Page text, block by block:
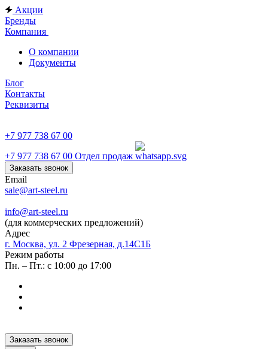
Акции
Бренды
Компания
О компании
Документы
Блог
Контакты
Реквизиты
+7 977 738 67 00
+7 977 738 67 00 Отдел продаж
Заказать звонок
Email
sale@art-steel.ru
info@art-steel.ru
(для коммерческих предложений)
Адрес
г. Москва, ул. 2 Фрезерная, д.14С1Б
Режим работы
Пн. – Пт.: с 10:00 до 17:00
Заказать звонок